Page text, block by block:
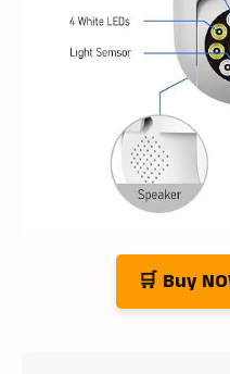
🛒 Buy